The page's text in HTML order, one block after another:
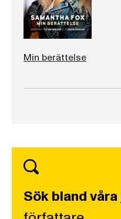
Min berättelse
Sök bland våra